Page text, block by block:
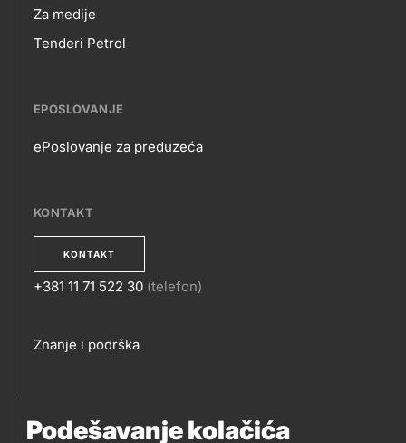
Podešavanje kolačića
Za medije
Tenderi Petrol
EPOSLOVANJE
ePoslovanje za preduzeća
KONTAKT
KONTAKT
+381 11 71 522 30 (telefon)
Footer
Znanje i podrška